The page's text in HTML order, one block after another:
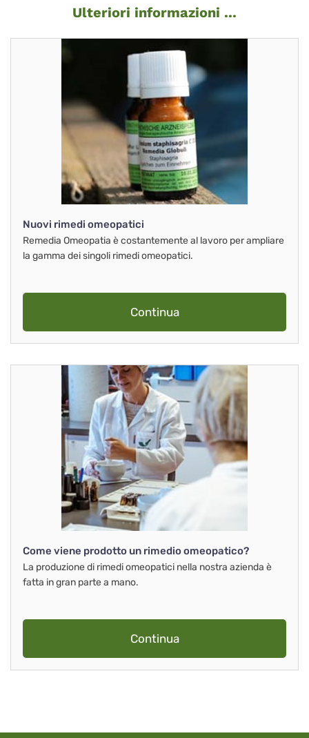
Ulteriori informazioni ...
Nuovi rimedi omeopatici
Remedia Omeopatia è costantemente al lavoro per ampliare
la gamma dei singoli rimedi omeopatici.
Continua
Come viene prodotto un rimedio omeopatico?
La produzione di rimedi omeopatici nella nostra azienda è
fatta in gran parte a mano.
Continua